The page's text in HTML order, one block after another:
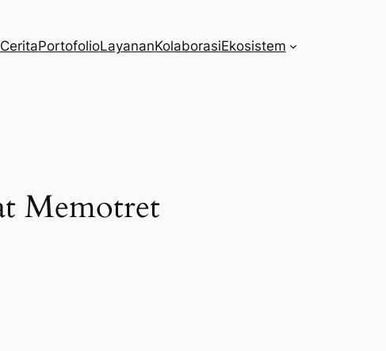
CeritaPortofolioLayananKolaborasiEkosistem
Memotret